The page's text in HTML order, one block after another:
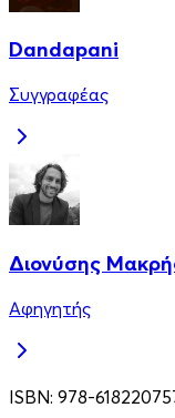
Dandapani
Συγγραφέας
Διονύσης
Αφηγητής
ISBN: 978-